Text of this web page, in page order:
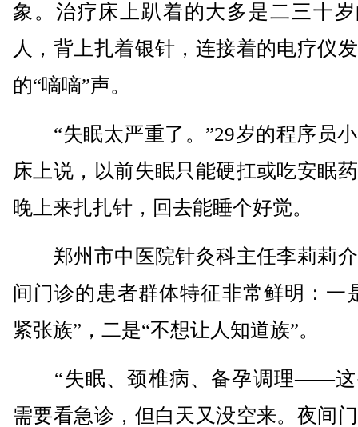
象。治疗床上趴着的大多是二三十
人，背上扎着银针，连接着的电疗仪
的“嘀嘀”声。
“失眠太严重了。”29岁的程序员
床上说，以前失眠只能硬扛或吃安眠
晚上来扎扎针，回去能睡个好觉。
郑州市中医院针灸科主任李莉莉
间门诊的患者群体特征非常鲜明：一
紧张族”，二是“不想让人知道族”。
“失眠、颈椎病、备孕调理——这
需要看急诊，但白天又没空来。夜间